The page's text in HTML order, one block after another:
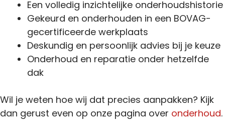
Een volledig inzichtelijke onderhoudshistorie
Gekeurd en onderhouden in een BOVAG-
gecertificeerde werkplaats
Deskundig en persoonlijk advies bij je keuze
Onderhoud en reparatie onder hetzelfde
dak
Wil je weten hoe wij dat precies aanpakken? Kijk
dan gerust even op onze pagina over onderhoud.